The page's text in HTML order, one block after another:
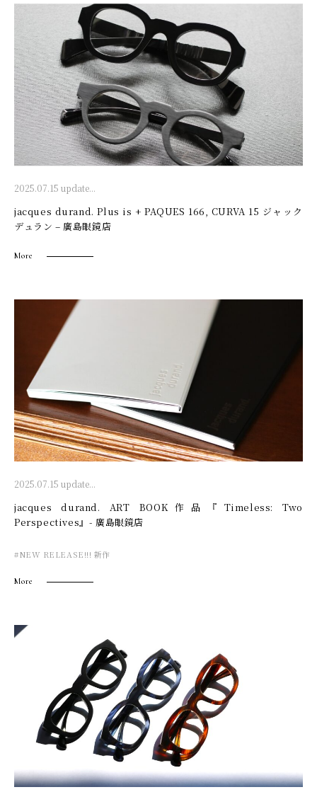
2025.07.15 update...
jacques durand. Plus is + PAQUES 166, CURVA 15 ジャック
デュラン – 廣島眼鏡店
More
2025.07.15 update...
jacques durand. ART BOOK作品『Timeless: Two
Perspectives』- 廣島眼鏡店
#NEW RELEASE!!! 新作
More